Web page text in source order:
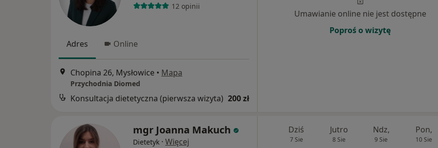
12 opinii
Adres Online
Chopina 26, Mysłowice • Mapa
Przychodnia Diomed
Konsultacja dietetyczna (pierwsza wizyta) 200 zł
Umawianie online nie jest dostępne
Poproś o wizytę
mgr Joanna Makuch
Dietetyk · Więcej
Dziś
7 Sie
Jutro
8 Sie
Ndz,
9 Sie
Pon,
10 Sie